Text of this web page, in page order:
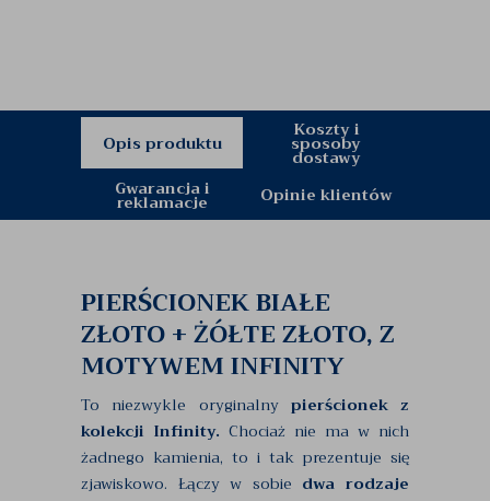
Opis produktu
Koszty i
sposoby
dostawy
Gwarancja i
reklamacje Opinie klientów
PIERŚCIONEK BIAŁE
ZŁOTO + ŻÓŁTE ZŁOTO, Z
MOTYWEM INFINITY
To niezwykle oryginalny pierścionek z
kolekcji Infinity. Chociaż nie ma w nich
żadnego kamienia, to i tak prezentuje się
zjawiskowo. Łączy w sobie dwa rodzaje